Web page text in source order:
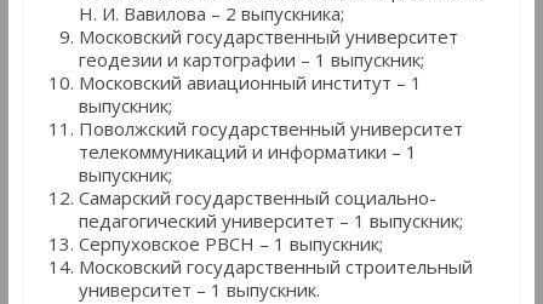
Н. И. Вавилова – 2 выпускника;
Московский государственный университет
геодезии и картографии – 1 выпускник;
Московский авиационный институт – 1
выпускник;
Поволжский государственный университет
телекоммуникаций и информатики – 1
выпускник;
Самарский государственный социально-
педагогический университет – 1 выпускник;
Серпуховское РВСН – 1 выпускник;
Московский государственный строительный
университет – 1 выпускник.